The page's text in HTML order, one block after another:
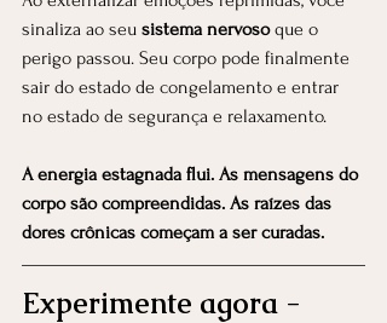
sinaliza ao seu sistema nervoso que o
perigo passou. Seu corpo pode finalmente
sair do estado de congelamento e entrar
no estado de segurança e relaxamento.
A energia estagnada flui. As mensagens do
corpo são compreendidas. As raízes das
dores crônicas começam a ser curadas.
Experimente agora -